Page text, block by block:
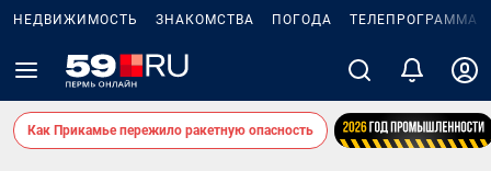
НЕДВИЖИМОСТЬ ЗНАКОМСТВА ПОГОДА ТЕЛЕПРОГРАММА
Как Прикамье пережило ракетную опасность